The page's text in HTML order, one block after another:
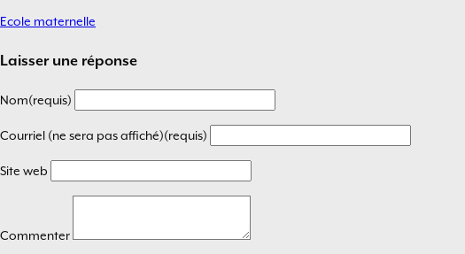
Navigation
de
l’article
Ecole maternelle
Laisser une réponse
Nom(requis)
Courriel (ne sera pas affiché)(requis)
Site web
Commenter